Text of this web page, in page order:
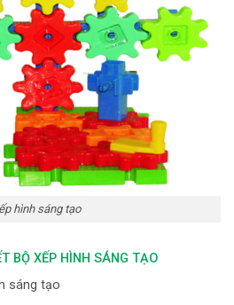
hình sáng tạo
BỘ XẾP HÌNH SÁNG TẠO
sáng tạo